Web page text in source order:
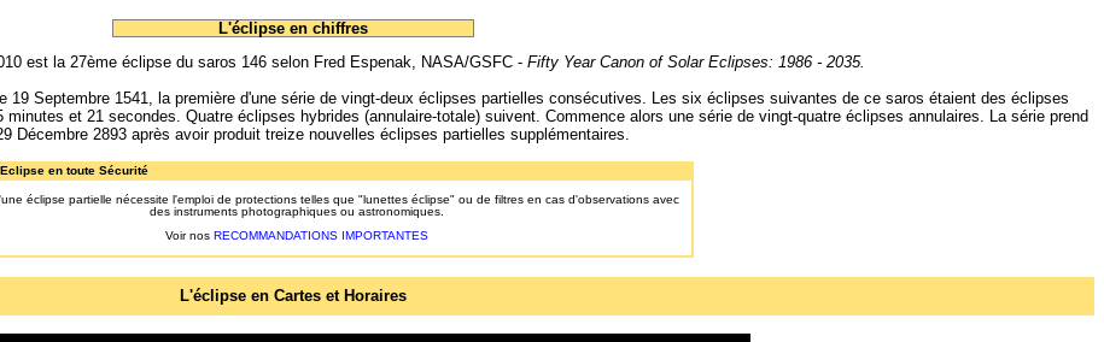
L'éclipse en chiffres
est la 27ème éclipse du saros 146 selon Fred Espenak, NASA/GSFC - Fifty Year Canon of Solar Eclipses: 1986 - 2035.
19 Septembre 1541, la première d'une série de vingt-deux éclipses partielles consécutives. Les six éclipses suivantes de ce saros étaient des éclipses
et 21 secondes. Quatre éclipses hybrides (annulaire-totale) suivent. Commence alors une série de vingt-quatre éclipses annulaires. La série prend
Décembre 2893 après avoir produit treize nouvelles éclipses partielles supplémentaires.
en toute Sécurité
éclipse partielle nécessite l'emploi de protections telles que "lunettes éclipse" ou de filtres en cas d'observations avec
des instruments photographiques ou astronomiques.
Voir nos RECOMMANDATIONS IMPORTANTES
L'éclipse en Cartes et Horaires